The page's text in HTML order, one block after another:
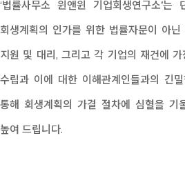
‘법률사무소 윈앤윈 기업회생연구소’는
회생계획의 인가를 위한 법률자문이 아
지원 및 대리, 그리고 각 기업의 재건에
수립과 이에 대한 이해관계인들과의 긴
통해 회생계획의 가결 절차에 심혈을 기
높여 드립니다.